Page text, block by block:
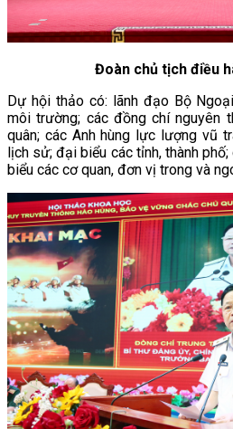
Đoàn chủ tịch điều
Dự hội thảo có: lãnh đạo Bộ
môi trường; các đồng chí nguyên
quân; các Anh hùng lực lượng vũ
lịch sử; đại biểu các tỉnh, thành
biểu các cơ quan, đơn vị trong và